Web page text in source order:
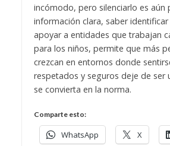
incómodo, pero silenciarlo es aún
información clara, saber identificar
apoyar a entidades que trabajan
para los niños, permite que más
crezcan en entornos donde
respetados y seguros deje de ser
se convierta en la norma.
Comparte esto:
WhatsApp X